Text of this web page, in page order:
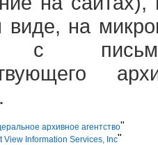
виде, на
с
архивное агентство"
View Information Services, Inc"